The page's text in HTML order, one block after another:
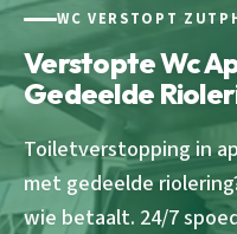
WC VERSTOPT
Verstopte Wc
Gedeelde
Toiletverstopping in
met gedeelde
wie betaalt. 24/7